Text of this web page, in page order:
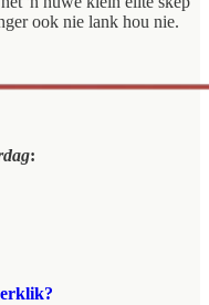
ook nie lank hou nie.
: